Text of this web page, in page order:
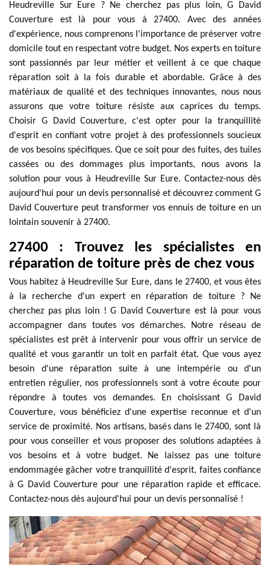
Heudreville Sur Eure ? Ne cherchez pas plus loin, G David
Couverture est là pour vous à 27400. Avec des années
d'expérience, nous comprenons l'importance de préserver votre
domicile tout en respectant votre budget. Nos experts en toiture
sont passionnés par leur métier et veillent à ce que chaque
réparation soit à la fois durable et abordable. Grâce à des
matériaux de qualité et des techniques innovantes, nous nous
assurons que votre toiture résiste aux caprices du temps.
Choisir G David Couverture, c'est opter pour la tranquillité
d'esprit en confiant votre projet à des professionnels soucieux
de vos besoins spécifiques. Que ce soit pour des fuites, des tuiles
cassées ou des dommages plus importants, nous avons la
solution pour vous à Heudreville Sur Eure. Contactez-nous dès
aujourd'hui pour un devis personnalisé et découvrez comment G
David Couverture peut transformer vos ennuis de toiture en un
lointain souvenir à 27400.
27400 : Trouvez les spécialistes en
réparation de toiture près de chez vous
Vous habitez à Heudreville Sur Eure, dans le 27400, et vous êtes
à la recherche d'un expert en réparation de toiture ? Ne
cherchez pas plus loin ! G David Couverture est là pour vous
accompagner dans toutes vos démarches. Notre réseau de
spécialistes est prêt à intervenir pour vous offrir un service de
qualité et vous garantir un toit en parfait état. Que vous ayez
besoin d'une réparation suite à une intempérie ou d'un
entretien régulier, nos professionnels sont à votre écoute pour
répondre à toutes vos demandes. En choisissant G David
Couverture, vous bénéficiez d'une expertise reconnue et d'un
service de proximité. Nos artisans, basés dans le 27400, sont là
pour vous conseiller et vous proposer des solutions adaptées à
vos besoins et à votre budget. Ne laissez pas une toiture
endommagée gâcher votre tranquillité d'esprit, faites confiance
à G David Couverture pour une réparation rapide et efficace.
Contactez-nous dès aujourd'hui pour un devis personnalisé !